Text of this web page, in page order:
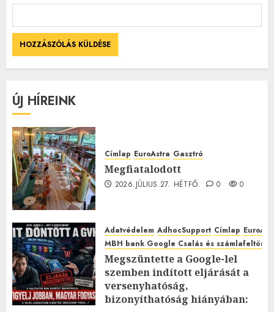
ÚJ HÍREINK
Címlap EuroAstra Gasztró
Megfiatalodott
2026.JÚLIUS.27. HÉTFŐ. 0 0
Adatvédelem AdhocSupport Címlap
MBH bank Google Csalás és
Megszüntette a Google-lel
szemben indított eljárását a
versenyhatóság,
bizonyíthatóság hiányában: